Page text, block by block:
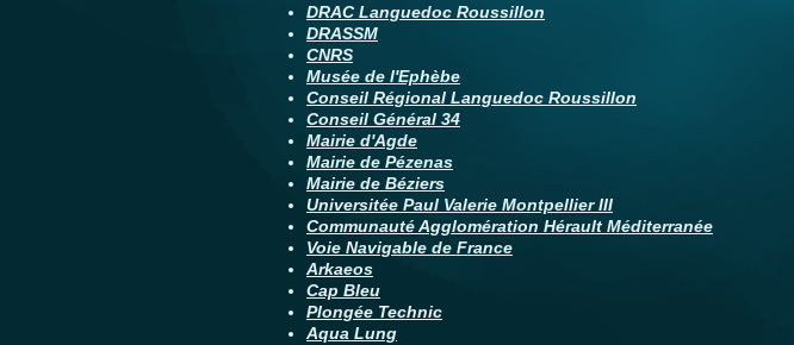
DRAC Languedoc Roussillon
DRASSM
CNRS
Musée de l'Ephèbe
Conseil Régional Languedoc Roussillon
Conseil Général 34
Mairie d'Agde
Mairie de Pézenas
Mairie de Béziers
Universitée Paul Valerie Montpellier III
Communauté Agglomération Hérault Méditerranée
Voie Navigable de France
Arkaeos
Cap Bleu
Plongée Technic
Aqua Lung